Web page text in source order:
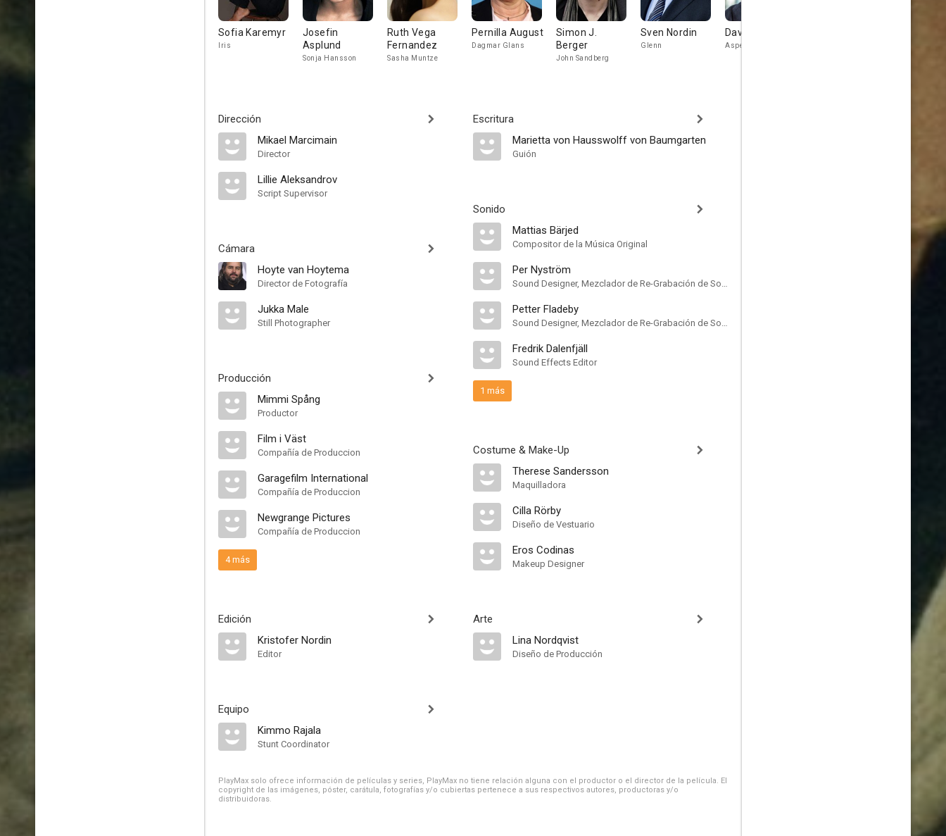
Sofia Karemyr
Iris
Josefin
Asplund
Sonja Hansson
Ruth Vega
Fernandez
Sasha Muntze
Pernilla August
Dagmar Glans
Simon J.
Berger
John Sandberg
Sven Nordin
Glenn
David Dencik
Aspen Thorin
Dirección
Mikael Marcimain
Director
Lillie Aleksandrov
Script Supervisor
Cámara
Hoyte van Hoytema
Director de Fotografía
Jukka Male
Still Photographer
Producción
Mimmi Spång
Productor
Film i Väst
Compañía de Produccion
Garagefilm International
Compañía de Produccion
Newgrange Pictures
Compañía de Produccion
4 más
Edición
Kristofer Nordin
Editor
Equipo
Kimmo Rajala
Stunt Coordinator
Escritura
Marietta von Hausswolff von Baumgarten
Guión
Sonido
Mattias Bärjed
Compositor de la Música Original
Per Nyström
Sound Designer, Mezclador de Re-Grabación de Sonido
Petter Fladeby
Sound Designer, Mezclador de Re-Grabación de Sonido
Fredrik Dalenfjäll
Sound Effects Editor
1 más
Costume & Make-Up
Therese Sandersson
Maquilladora
Cilla Rörby
Diseño de Vestuario
Eros Codinas
Makeup Designer
Arte
Lina Nordqvist
Diseño de Producción
PlayMax solo ofrece información de películas y series, PlayMax no tiene relación alguna con el productor o el director de la película. El
copyright de las imágenes, póster, carátula, fotografías y/o cubiertas pertenece a sus respectivos autores, productoras y/o
distribuidoras.